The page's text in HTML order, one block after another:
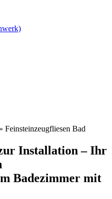
» Feinsteinzeugfliesen Bad
Installation – Ihr
Badezimmer mit